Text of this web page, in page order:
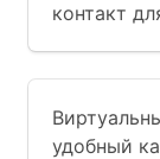
контакт
удобный